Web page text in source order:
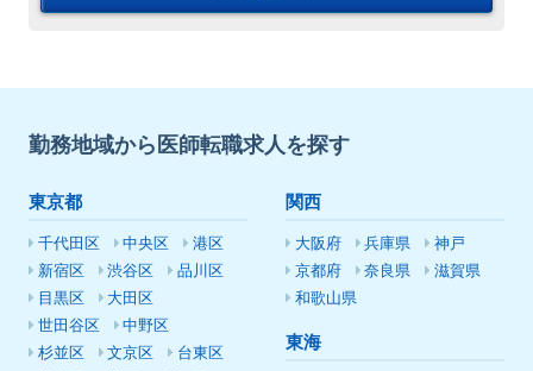
勤務地域から医師転職求人を探す
東京都
千代田区 中央区
港区
新宿区
渋谷区
品川区
目黒区
大田区
世田谷区
中野区
杉並区
文京区
台東区
関西
大阪府 兵庫県
神戸
京都府
奈良県
滋賀県
和歌山県
東海